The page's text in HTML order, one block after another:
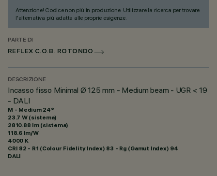
Attenzione! Codice non più in produzione. Utilizzare la ricerca per trovare
l'alternativa più adatta alle proprie esigenze.
PARTE DI
REFLEX C.O.B. ROTONDO
DESCRIZIONE
Incasso fisso Minimal Ø 125 mm - Medium beam - UGR < 19
- DALI
M - Medium 24°
23.7 W (sistema)
2810.88 lm (sistema)
118.6 lm/W
4000 K
CRI 82 - Rf (Colour Fidelity Index) 83 - Rg (Gamut Index) 94
DALI